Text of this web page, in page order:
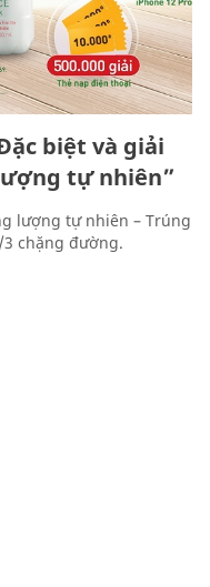
biệt và giải
tự nhiên”
lượng tự nhiên – Trúng
chặng đường.